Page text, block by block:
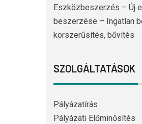
Eszközbeszerzés – Új
beszerzése – Ingatlan
korszerűsítés, bővítés
SZOLGÁLTATÁSOK
Pályázatírás
Pályázati Előminősítés